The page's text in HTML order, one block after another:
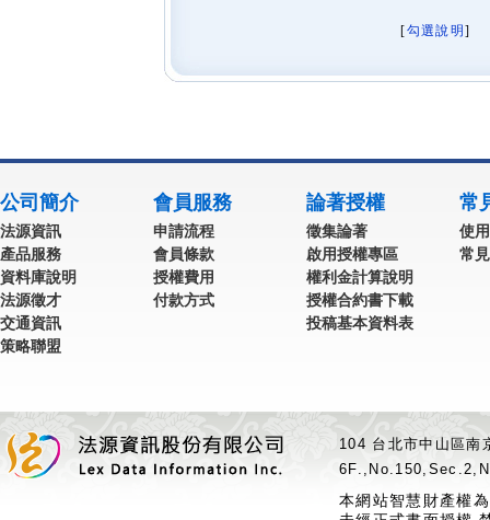
[勾選說明 ]
公司簡介
法源資訊
產品服務
資料庫說明
法源徵才
交通資訊
策略聯盟
會員服務
申請流程
會員條款
授權費用
付款方式
論著授權
徵集論著
啟用授權專區
權利金計算說明
授權合約書下載
投稿基本資料表
常
使
常
104 台北市中山區
本網站智慧財產權